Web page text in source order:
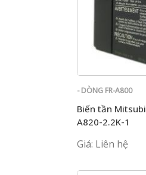
- DÒNG FR-A800
Biến tần
A820-2.2K-1
Giá: Liên hệ